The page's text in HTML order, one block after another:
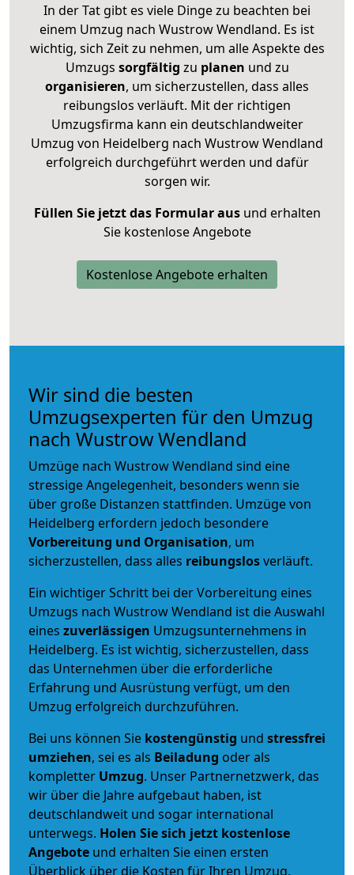
In der Tat gibt es viele Dinge zu beachten bei
einem Umzug nach Wustrow Wendland. Es ist
wichtig, sich Zeit zu nehmen, um alle Aspekte des
Umzugs sorgfältig zu planen und zu
organisieren, um sicherzustellen, dass alles
reibungslos verläuft. Mit der richtigen
Umzugsfirma kann ein deutschlandweiter
Umzug von Heidelberg nach Wustrow Wendland
erfolgreich durchgeführt werden und dafür
sorgen wir.
Füllen Sie jetzt das Formular ausund erhalten
Sie kostenlose Angebote
Kostenlose Angebote erhalten
Wir sind die besten
Umzugsexperten für den Umzug
nach Wustrow Wendland
Umzüge nach Wustrow Wendland sind eine
stressige Angelegenheit, besonders wenn sie
über große Distanzen stattfinden. Umzüge von
Heidelberg erfordern jedoch besondere
Vorbereitung und Organisation, um
sicherzustellen, dass alles reibungslosverläuft.
Ein wichtiger Schritt bei der Vorbereitung eines
Umzugs nach Wustrow Wendland ist die Auswahl
eines zuverlässigen Umzugsunternehmens in
Heidelberg. Es ist wichtig, sicherzustellen, dass
das Unternehmen über die erforderliche
Erfahrung und Ausrüstung verfügt, um den
Umzug erfolgreich durchzuführen.
Bei uns können Sie kostengünstig und stressfrei
umziehen, sei es als Beiladung oder als
kompletter Umzug. Unser Partnernetzwerk, das
wir über die Jahre aufgebaut haben, ist
deutschlandweit und sogar international
unterwegs. Holen Sie sich jetzt kostenlose
Angebote und erhalten Sie einen ersten
Überblick über die Kosten für Ihren Umzug.